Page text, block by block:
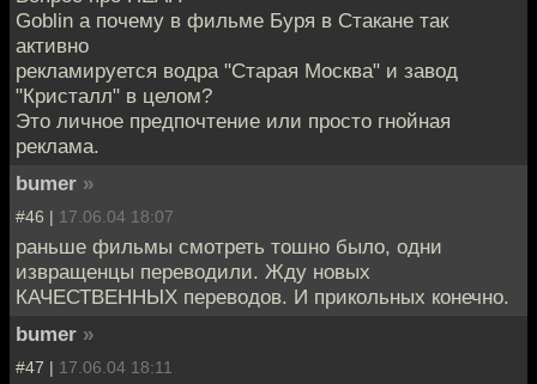
Goblin а почему в фильме Буря в Стакане так
активно
рекламируется водра "Старая Москва" и завод
"Кристалл" в целом?
Это личное предпочтение или просто гнойная
реклама.
bumer »
#46 | 17.06.04 18:07
раньше фильмы смотреть тошно было, одни
извращенцы переводили. Жду новых
КАЧЕСТВЕННЫХ переводов. И прикольных конечно.
bumer »
#47 | 17.06.04 18:11